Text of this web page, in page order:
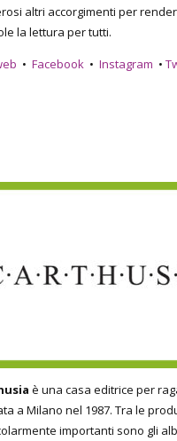
altri accorgimenti per
la lettura per tutti.
• Facebook • Instagram •
è una casa editrice per
a Milano nel 1987. Tra le
importanti sono gli